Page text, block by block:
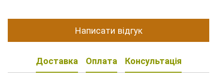
Написати відгук
Доставка Оплата Консультація